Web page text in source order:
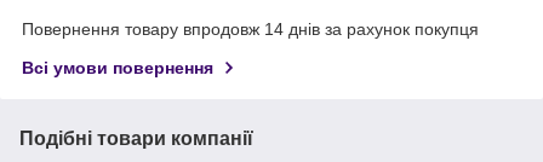
Повернення товару впродовж 14 днів за рахунок покупця
Всі умови повернення
Подібні товари компанії